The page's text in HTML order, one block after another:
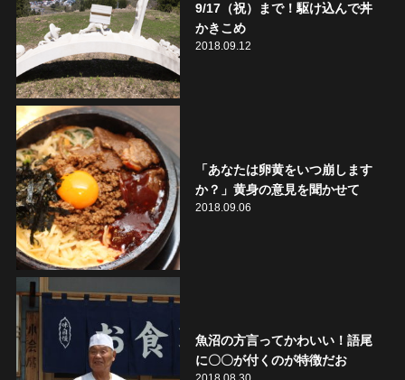
9/17（祝）まで！駆け込んで丼
かきこめ
2018.09.12
「あなたは卵黄をいつ崩します
か？」黄身の意見を聞かせて
2018.09.06
魚沼の方言ってかわいい！語尾
に〇〇が付くのが特徴だお